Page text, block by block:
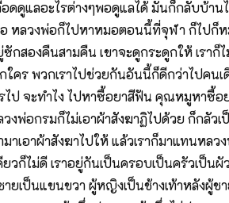
อดดูแลอะไรต่างๆพอดูแลได้ มันก็กลับบ้าน
หลวงพ่อก็ไปหาหมอตอนนี้ที่จุฬา ก็ไปก็
สองคืนสามคืน เขาจะดูกระดูกให้ เราก็ไ
ใคร พวกเราไปช่วยกันอันนี้ก็ดีกว่าไปคน
รไป จะทำไง ไปหาซื้อยาสีฟัน คุณหมูหาซื้
งพ่อกรมก็ไม่เอาผ้าสังฆาฏิไปด้วย ก็กลัว
มาเอาผ้าสังฆาไปให้ แล้วเราก็มาแทนหล
วก็ไม่ดี เราอยู่กันเป็นครอบเป็นครัวเป็นผั
เป็นแขนขวา ผู้หญิงเป็นช้างเท้าหลังผู้ชา